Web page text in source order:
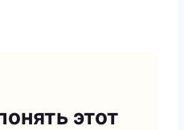
этот